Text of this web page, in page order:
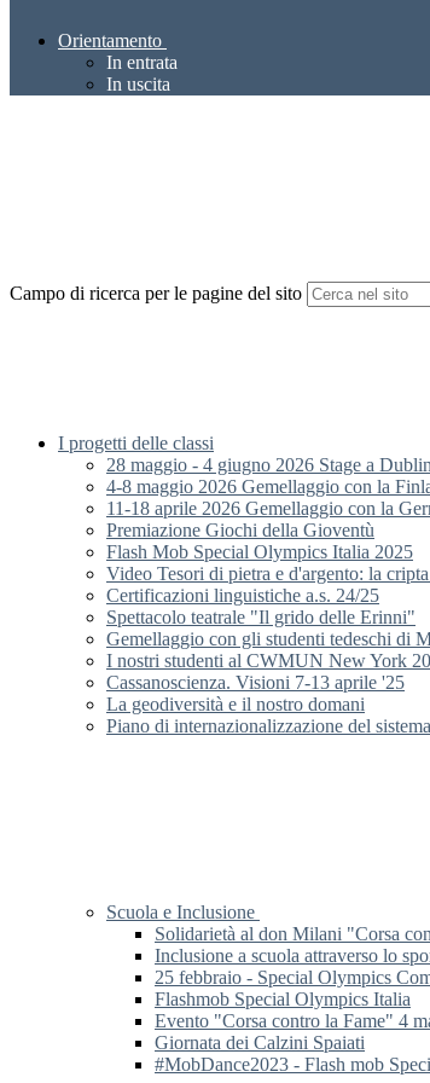
Orientamento
In entrata
In uscita
Campo di ricerca per le pagine del sito
I progetti delle classi
28 maggio - 4 giugno 2026 Stage a
4-8 maggio 2026 Gemellaggio con la
11-18 aprile 2026 Gemellaggio con la
Premiazione Giochi della Gioventù
Flash Mob Special Olympics Italia 2025
Video Tesori di pietra e d'argento: la
Certificazioni linguistiche a.s. 24/25
Spettacolo teatrale "Il grido delle Erinni"
Gemellaggio con gli studenti tedeschi di
I nostri studenti al CWMUN New York
Cassanoscienza. Visioni 7-13 aprile '25
La geodiversità e il nostro domani
Piano di internazionalizzazione del
Scuola e Inclusione
Solidarietà al don Milani "Corsa
Inclusione a scuola attraverso lo
25 febbraio - Special Olympics
Flashmob Special Olympics Italia
Evento "Corsa contro la Fame" 4
Giornata dei Calzini Spaiati
#MobDance2023 - Flash mob